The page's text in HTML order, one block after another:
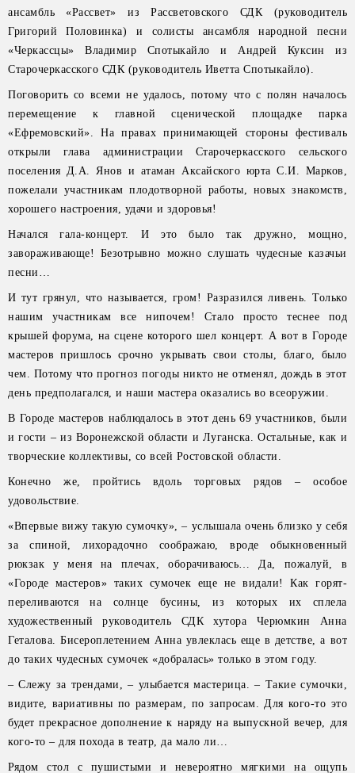
ансамбль «Рассвет» из Рассветовского СДК (руководитель
Григорий Половинка) и солисты ансамбля народной песни
«Черкассцы» Владимир Спотыкайло и Андрей Куксин из
Старочеркасского СДК (руководитель Иветта Спотыкайло).
Поговорить со всеми не удалось, потому что с полян началось
перемещение к главной сценической площадке парка
«Ефремовский». На правах принимающей стороны фестиваль
открыли глава администрации Старочеркасского сельского
поселения Д.А. Янов и атаман Аксайского юрта С.И. Марков,
пожелали участникам плодотворной работы, новых знакомств,
хорошего настроения, удачи и здоровья!
Начался гала-концерт. И это было так дружно, мощно,
завораживающе! Безотрывно можно слушать чудесные казачьи
песни…
И тут грянул, что называется, гром! Разразился ливень. Только
нашим участникам все нипочем! Стало просто теснее под
крышей форума, на сцене которого шел концерт. А вот в Городе
мастеров пришлось срочно укрывать свои столы, благо, было
чем. Потому что прогноз погоды никто не отменял, дождь в этот
день предполагался, и наши мастера оказались во всеоружии.
В Городе мастеров наблюдалось в этот день 69 участников, были
и гости – из Воронежской области и Луганска. Остальные, как и
творческие коллективы, со всей Ростовской области.
Конечно же, пройтись вдоль торговых рядов – особое
удовольствие.
«Впервые вижу такую сумочку», – услышала очень близко у себя
за спиной, лихорадочно соображаю, вроде обыкновенный
рюкзак у меня на плечах, оборачиваюсь… Да, пожалуй, в
«Городе мастеров» таких сумочек еще не видали! Как горят-
переливаются на солнце бусины, из которых их сплела
художественный руководитель СДК хутора Черюмкин Анна
Геталова. Бисероплетением Анна увлеклась еще в детстве, а вот
до таких чудесных сумочек «добралась» только в этом году.
– Слежу за трендами, – улыбается мастерица. – Такие сумочки,
видите, вариативны по размерам, по запросам. Для кого-то это
будет прекрасное дополнение к наряду на выпускной вечер, для
кого-то – для похода в театр, да мало ли…
Рядом стол с пушистыми и невероятно мягкими на ощупь